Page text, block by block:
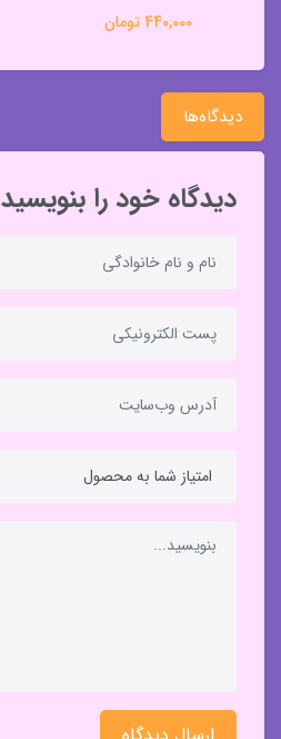
440,000 تومان
دیدگاه‌ها
دیدگاه خود را بنویسید